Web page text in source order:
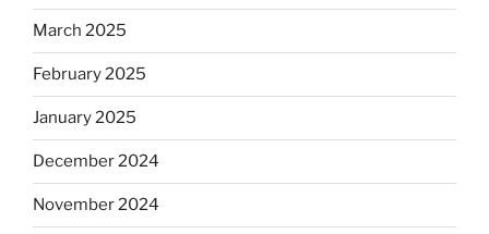
March 2025
February 2025
January 2025
December 2024
November 2024